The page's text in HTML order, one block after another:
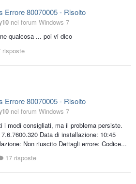
Errore 80070005 - Risolto
nel forum Windows 7
qualcosa ... poi vi dico
risposte
Errore 80070005 - Risolto
nel forum Windows 7
i modi consigliati, ma il problema persiste.
Data di installazione: 10:45
Non riuscito Dettagli errore: Codice...
17 risposte